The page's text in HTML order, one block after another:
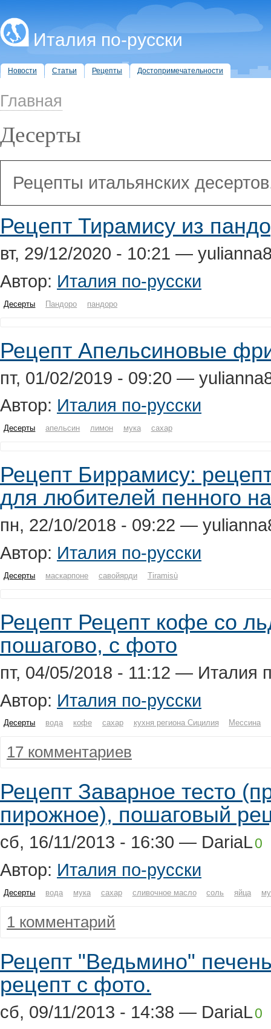
Италия по-русски
Новости Статьи Рецепты Достопримечательности
Главная
Десерты
Рецепты итальянских
Рецепт Тирамису из
вт, 29/12/2020 - 10:21 —
Автор: Италия по-русски
Десерты Пандоро пандоро
Рецепт Апельсиновые
пт, 01/02/2019 - 09:20 —
Автор: Италия по-русски
Десерты апельсин лимон мука сахар
Рецепт Биррамису:
для любителей пенного
пн, 22/10/2018 - 09:22 —
Автор: Италия по-русски
Десерты маскарпоне савойярди Tiramisù
Рецепт Рецепт кофе со
пошагово, с фото
пт, 04/05/2018 - 11:12 — Италия
Автор: Италия по-русски
Десерты вода кофе сахар кухня региона Сицилия Мессина
17 комментариев
Рецепт Заварное тесто
пирожное), пошаговый
сб, 16/11/2013 - 16:30 — DariaL0
Автор: Италия по-русски
Десерты вода мука сахар сливочное масло соль яйца
1 комментарий
Рецепт "Ведьмино"
рецепт с фото.
сб, 09/11/2013 - 14:38 — DariaL0